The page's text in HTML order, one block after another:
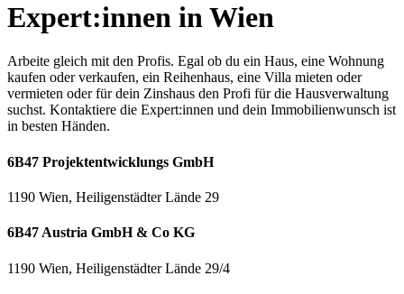
Expert:innen in Wien
Arbeite gleich mit den Profis. Egal ob du ein Haus, eine Wohnung
kaufen oder verkaufen, ein Reihenhaus, eine Villa mieten oder
vermieten oder für dein Zinshaus den Profi für die Hausverwaltung
suchst. Kontaktiere die Expert:innen und dein Immobilienwunsch ist
in besten Händen.
6B47 Projektentwicklungs GmbH
1190 Wien, Heiligenstädter Lände 29
6B47 Austria GmbH & Co KG
1190 Wien, Heiligenstädter Lände 29/4